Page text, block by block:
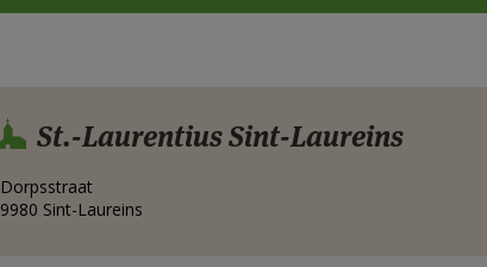
St.-Laurentius Sint-Laureins
Dorpsstraat
9980 Sint-Laureins